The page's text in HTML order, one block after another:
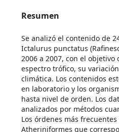
Resumen
Se analizó el contenido de
Ictalurus punctatus
2006 a 2007, con el
espectro trófico, su
climática. Los contenidos
en laboratorio y los
hasta nivel de orden. Los
analizados por métodos
Los órdenes más
Atheriniformes que